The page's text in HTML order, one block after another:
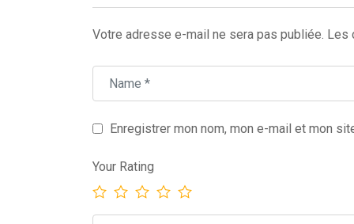
Votre adresse e-mail ne sera pas publiée. Les
Enregistrer mon nom, mon e-mail et mon
Your Rating